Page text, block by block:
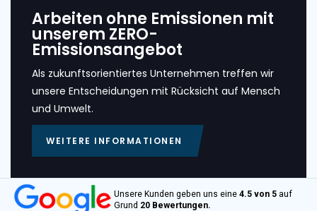
Arbeiten ohne Emissionen mit
unserem ZERO-
Emissionsangebot
Als zukunftsorientiertes Unternehmen treffen wir
unsere Entscheidungen mit Rücksicht auf Mensch
und Umwelt.
WEITERE INFORMATIONEN
Unsere Kunden geben uns eine 4.5 von 5 auf
Grund 20 Bewertungen.